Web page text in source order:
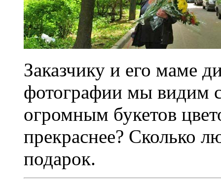
Заказчику и его маме
фотографии мы видим
огромным букетов
прекраснее? Сколько
подарок.